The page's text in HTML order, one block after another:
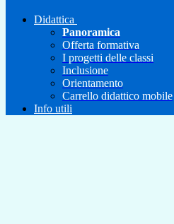
Didattica
Panoramica
Offerta formativa
I progetti delle classi
Inclusione
Orientamento
Carrello didattico mobile
Info utili